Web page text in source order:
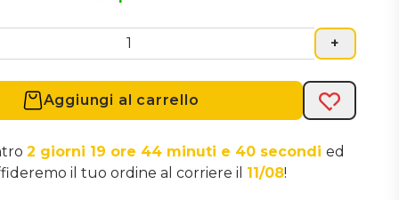
+
Aggiungi al carrello
2 giorni 19 ore 44 minuti e 39 secondi ed
il tuo ordine al corriere il 11/08!